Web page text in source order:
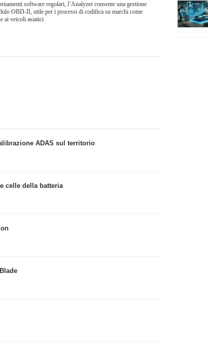
software regolari, l’Analyzer consente una gestione
OBD-II, utile per i processi di codifica su marchi come
ai veicoli asiatici.
ADAS sul territorio
celle della batteria